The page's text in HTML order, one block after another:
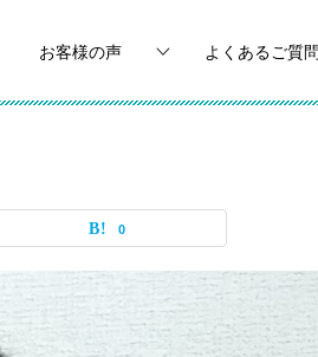
お客様の声 よくあるご質
0